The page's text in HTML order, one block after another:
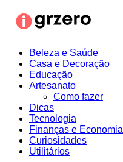
para
Beleza e Saúde
Casa e Decoração
Educação
Artesanato
Como fazer
Dicas
Tecnologia
Finanças e Economia
Curiosidades
Utilitários